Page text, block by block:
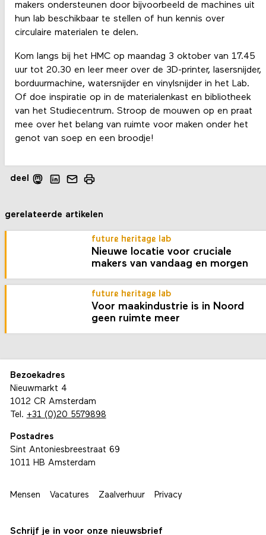
makers ondersteunen door bijvoorbeeld de machines uit
hun lab beschikbaar te stellen of hun kennis over
circulaire materialen te delen.
Kom langs bij het HMC op maandag 3 oktober van 17.45
uur tot 20.30 en leer meer over de 3D-printer, lasersnijder,
borduurmachine, watersnijder en vinylsnijder in het Lab.
Of doe inspiratie op in de materialenkast en bibliotheek
van het Studiecentrum. Stroop de mouwen op en praat
mee over het belang van ruimte voor maken onder het
genot van soep en een broodje!
deel
gerelateerde artikelen
future heritage lab
Nieuwe locatie voor cruciale
makers van vandaag en morgen
future heritage lab
Voor maakindustrie is in Noord
geen ruimte meer
Bezoekadres
Nieuwmarkt 4
1012 CR Amsterdam
Tel. +31 (0)20 5579898
Postadres
Sint Antoniesbreestraat 69
1011 HB Amsterdam
Mensen Vacatures Zaalverhuur Privacy
Schrijf je in voor onze nieuwsbrief